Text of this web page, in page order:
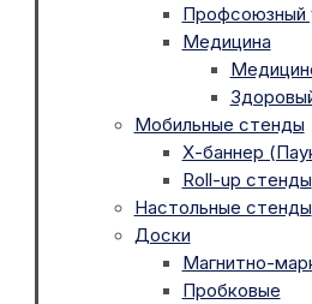
Профсоюзный
Медицина
Мобильные стенды
Х-баннер
Roll-up стенды
Настольные стенды
Доски
Магнитно-
Пробковые